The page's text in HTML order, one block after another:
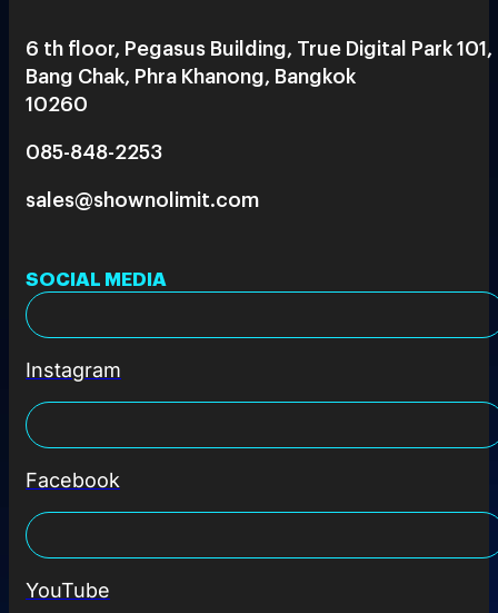
6 th floor, Pegasus Building, True Digital Park 101,
Bang Chak, Phra Khanong, Bangkok
10260
085-848-2253
sales@shownolimit.com
SOCIAL MEDIA
Instagram
Facebook
YouTube